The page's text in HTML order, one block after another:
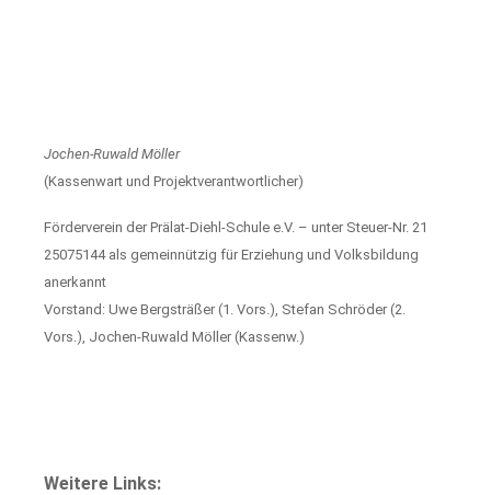
Jochen-Ruwald Möller
(Kassenwart und Projektverantwortlicher)
Förderverein der Prälat-Diehl-Schule e.V. – unter Steuer-Nr. 21
25075144 als gemeinnützig für Erziehung und Volksbildung
anerkannt
Vorstand: Uwe Bergsträßer (1. Vors.), Stefan Schröder (2.
Vors.), Jochen-Ruwald Möller (Kassenw.)
Weitere Links: